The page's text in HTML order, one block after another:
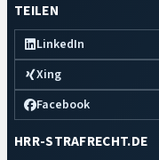
TEILEN
LinkedIn
Xing
Facebook
HRR-STRAFRECHT.DE